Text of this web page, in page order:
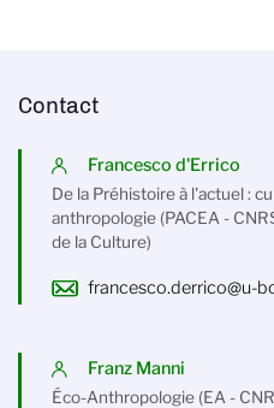
Contact
Francesco d'Errico
De la Préhistoire à l'actuel :
anthropologie (PACEA -
de la Culture)
francesco.derrico@u-
Franz Manni
Éco-Anthropologie (EA -